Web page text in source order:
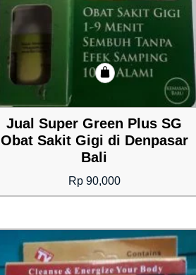
Jual Super Green Plus SG
Obat Sakit Gigi di Denpasar
Bali
Rp90,000